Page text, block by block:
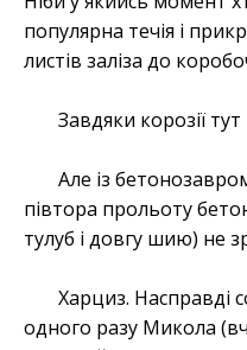
популярна течія і
листів заліза до
Завдяки корозії
Але із
півтора прольоту
тулуб і довгу шию) не
Харциз. Насправді
одного разу Микола